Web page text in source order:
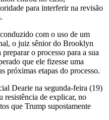
para interferir na revisão
com o uso de um
o juiz sênior do Brooklyn
o processo para a sua
que ele fizesse uma
próximas etapas do processo.
Dearie na segunda-feira (19)
resistência de explicar, no
que Trump supostamente